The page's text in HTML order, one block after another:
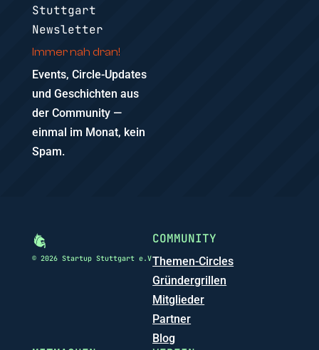
Stuttgart
Newsletter
Immer nah dran!
Events, Circle-Updates
und Geschichten aus
der Community —
einmal im Monat, kein
Spam.
© 2026 Startup Stuttgart e.V
COMMUNITY
Themen-Circles
Gründergrillen
Mitglieder
Partner
Blog